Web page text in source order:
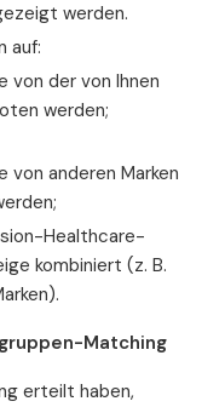
werden.
auf:
von der von Ihnen
werden;
anderen Marken
Healthcare-
kombiniert (z. B.
Matching
erteilt haben,